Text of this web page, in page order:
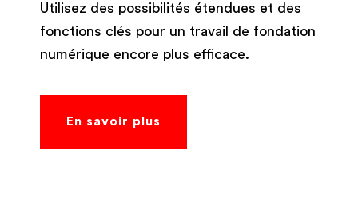
Utilisez des possibilités étendues et des
fonctions clés pour un travail de fondation
numérique encore plus efficace.
En savoir plus